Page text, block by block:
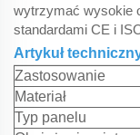
wytrzymać wysokie
standardami CE i
Artykuł
Zastosowanie
Materiał
Typ panelu